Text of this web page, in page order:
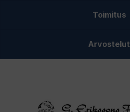
Toimitus
Arvostelut